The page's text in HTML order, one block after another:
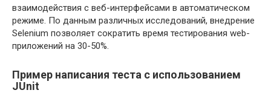
взаимодействия с веб-интерфейсами в автоматическом
режиме. По данным различных исследований, внедрение
Selenium позволяет сократить время тестирования web-
приложений на 30-50%.
Пример написания теста с использованием
JUnit